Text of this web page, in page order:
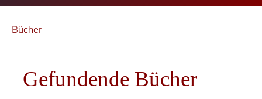
Bücher
Gefundende Bücher